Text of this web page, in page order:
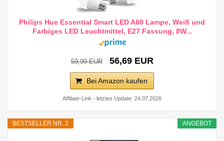
Philips Hue Essential Smart LED A60 Lampe, Weiß und
Farbiges LED Leuchtmittel, E27 Fassung, 8W...
59,99 EUR 56,69 EUR
Bei Amazon kaufen
Affiliate-Link - letztes Update: 24.07.2026
ANGEBOT
BESTSELLER NR. 2